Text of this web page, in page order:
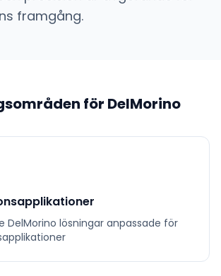
framgång.
för DelMorino
DelMorino lösningar anpassade för